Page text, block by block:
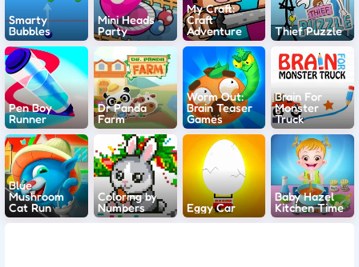
Smarty
Bubbles
Mini Heads
Party
My Craft:
Craft
Adventure
Thief Puzzle
Pen Boy
Runner
Dr Panda
Farm
Worm Out:
Brain Teaser
Games
Brain For
Monster
Truck
Blue
Mushroom
Cat Run
Coloring by
Numbers
Eggy Car
Baby Hazel
Kitchen Time